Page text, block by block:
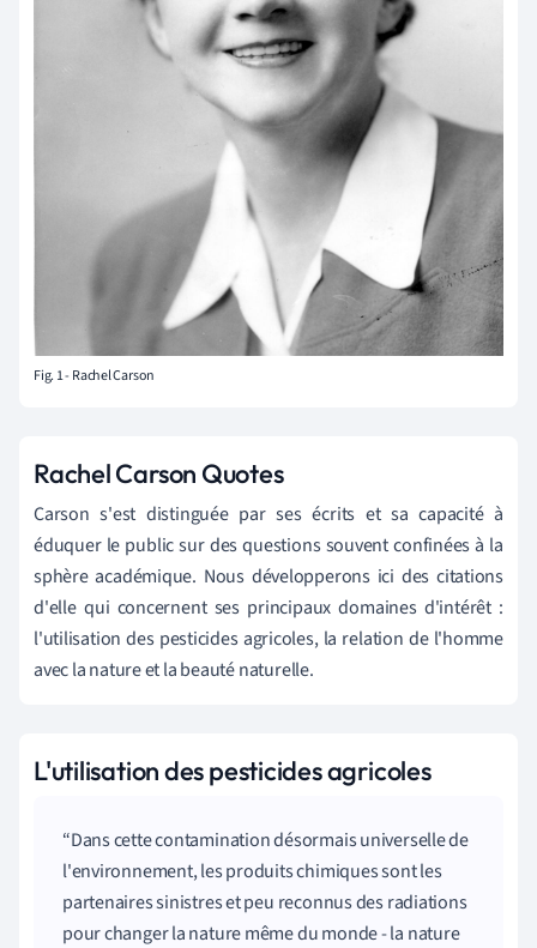
Fig. 1 - Rachel Carson
Rachel Carson Quotes
Carson s'est distinguée par ses écrits et sa capacité à
éduquer le public sur des questions souvent confinées à la
sphère académique. Nous développerons ici des citations
d'elle qui concernent ses principaux domaines d'intérêt :
l'utilisation des pesticides agricoles, la relation de l'homme
avec la nature et la beauté naturelle.
L'utilisation des pesticides agricoles
Dans cette contamination désormais universelle de
l'environnement, les produits chimiques sont les
partenaires sinistres et peu reconnus des radiations
pour changer la nature même du monde - la nature